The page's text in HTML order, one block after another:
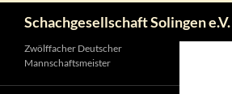
Schachgesellschaft Solingen e.V.
Zwölffacher Deutscher
Mannschaftsmeister